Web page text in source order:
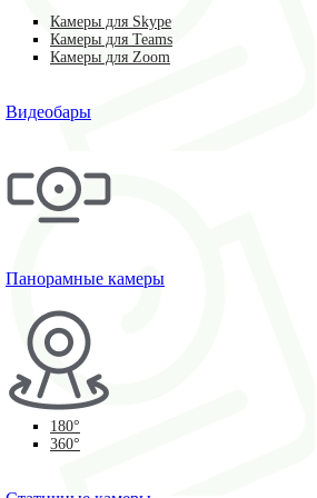
Камеры для Skype
Камеры для Teams
Камеры для Zoom
Видеобары
Панорамные камеры
180°
360°